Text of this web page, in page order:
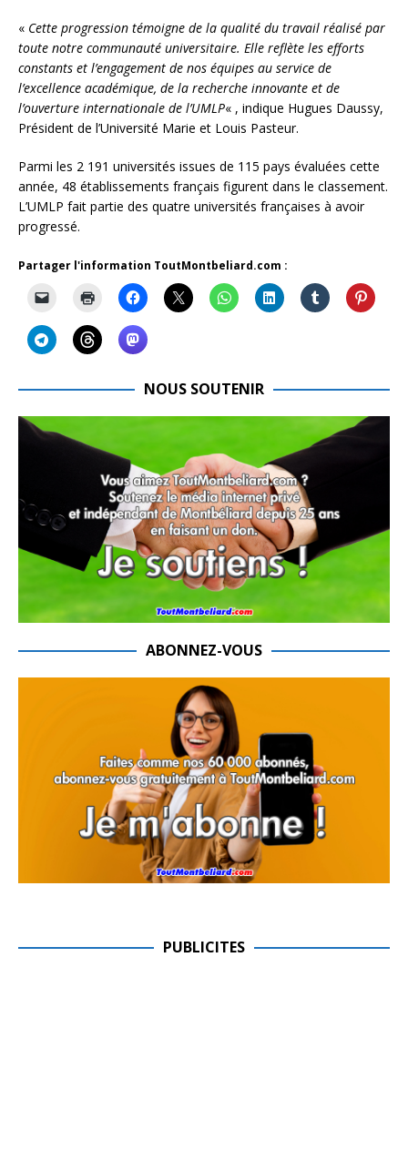
« Cette progression témoigne de la qualité du travail réalisé par
toute notre communauté universitaire. Elle reflète les efforts
constants et l’engagement de nos équipes au service de
l’excellence académique, de la recherche innovante et de
l’ouverture internationale de l’UMLP« , indique Hugues Daussy,
Président de l’Université Marie et Louis Pasteur.
Parmi les 2 191 universités issues de 115 pays évaluées cette
année, 48 établissements français figurent dans le classement.
L’UMLP fait partie des quatre universités françaises à avoir
progressé.
Partager l'information ToutMontbeliard.com :
NOUS SOUTENIR
ABONNEZ-VOUS
PUBLICITES